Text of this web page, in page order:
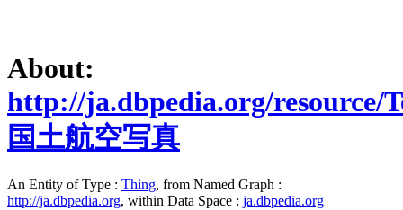
About:
http://ja.dbpedia.org/resource/
国土航空写真
An Entity of Type : Thing, from Named Graph :
http://ja.dbpedia.org, within Data Space : ja.dbpedia.org